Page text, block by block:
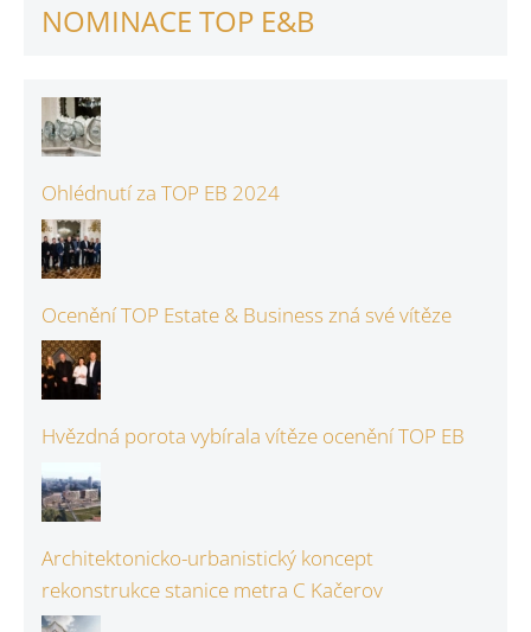
NOMINACE TOP E&B
Ohlédnutí za TOP EB 2024
Ocenění TOP Estate & Business zná své vítěze
Hvězdná porota vybírala vítěze ocenění TOP EB
Architektonicko-urbanistický koncept
rekonstrukce stanice metra C Kačerov